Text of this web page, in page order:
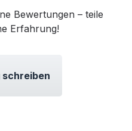
Bewertungen – teile
Erfahrung!